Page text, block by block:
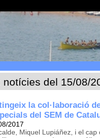
notícies del 15/08/
la col·laboració
del SEM de
2017
Miquel Lupiáñez, i el